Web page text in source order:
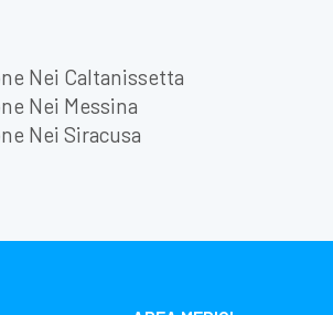
Nei Caltanissetta
Nei Messina
Nei Siracusa